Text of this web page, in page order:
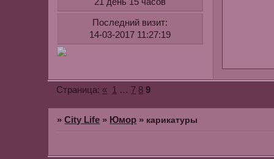
Последний визит:
14-03-2017 11:27:19
Страница: « 1 … 7 8 9
»City Life » Юмор » карикатуры